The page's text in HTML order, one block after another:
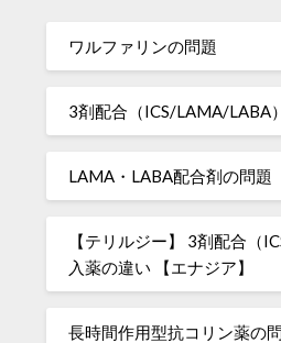
ワルファリンの問題
3剤配合（ICS/LAMA/LABA
LAMA・LABA配合剤の問題
【テリルジー】 3剤配合（
入薬の違い 【エナジア】
長時間作用型抗コリン薬の